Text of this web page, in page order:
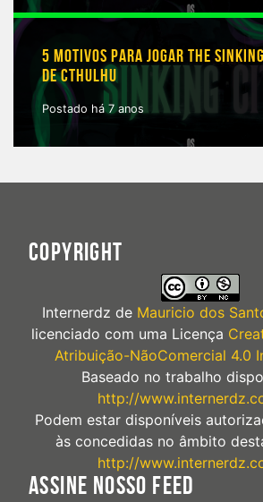
5 MOTIVOS PARA JOGAR THE
DE CTHULHU
Postado há 7 anos
COPYRIGHT
Internerdz de Mauricio dos
licenciado com uma Licença
Atribuição-NãoComercial 4.0
Baseado no trabalho
http://
Podem estar disponíveis
às concedidas no âmbito
http://
ASSINE NOSSO FEED